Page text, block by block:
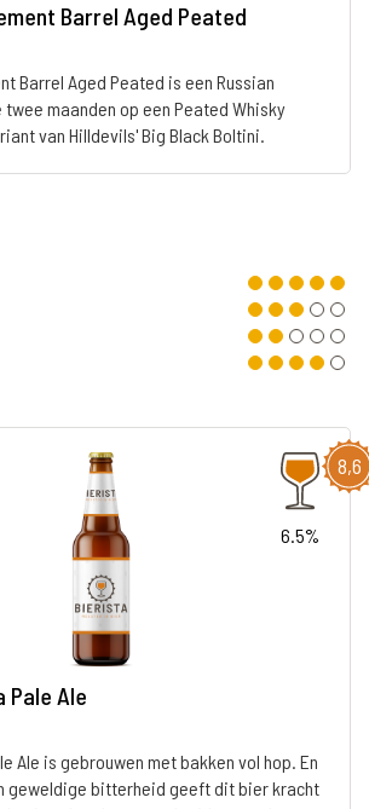
Barrel Aged Peated
Barrel Aged Peated is een Russian
twee maanden op een Peated Whisky
van Hilldevils' Big Black Boltini.
8,6
6.5%
Pale Ale
Ale is gebrouwen met bakken vol hop. En
geweldige bitterheid geeft dit bier kracht